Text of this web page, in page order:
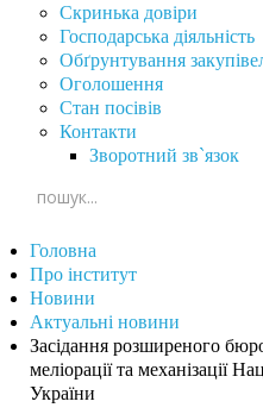
Скринька довіри
Господарська діяльність
Обґрунтування
Оголошення
Стан посівів
Контакти
Зворотний зв`язок
Головна
Про інститут
Новини
Актуальні новини
Засідання розширеного
меліорації та механізації
України